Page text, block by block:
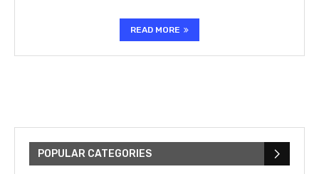
READ MORE
POPULAR CATEGORIES